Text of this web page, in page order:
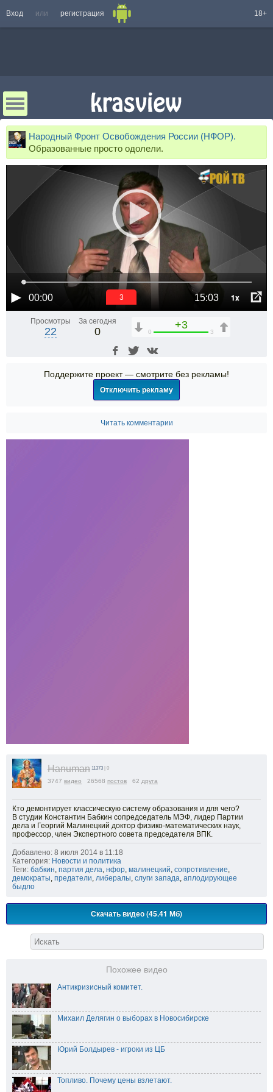
Вход или регистрация 18+
Народный Фронт Освобождения России (НФОР).
Образованные просто одолели.
00:00 15:03 1x
2
Просмотры
22
За сегодня
0
+3
0 3
Поддержите проект — смотрите без рекламы!
Отключить рекламу
Читать комментарии
Hanuman 11373 | 0
3747 видео 26568 постов 62 друга
Кто демонтирует классическую систему образования и для чего?
В студии Константин Бабкин сопредседатель МЭФ, лидер Партии
дела и Георгий Малинецкий доктор физико-математических наук,
профессор, член Экспертного совета председателя ВПК.
Добавлено: 8 июля 2014 в 11:18
Категория: Новости и политика
Теги: бабкин, партия дела, нфор, малинецкий, сопротивление,
демократы, предатели, либералы, слуги запада, аплодирующее
быдло
Скачать видео (45.41 Мб)
Похожее видео
Антикризисный комитет.
Михаил Делягин о выборах в Новосибирске
Юрий Болдырев - игроки из ЦБ
Топливо. Почему цены взлетают.